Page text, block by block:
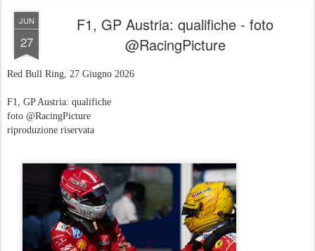
JUN
27
F1, GP Austria: qualifiche - foto
@RacingPicture
Red Bull Ring, 27 Giugno 2026
F1, GP Austria: qualifiche
foto @RacingPicture
riproduzione riservata